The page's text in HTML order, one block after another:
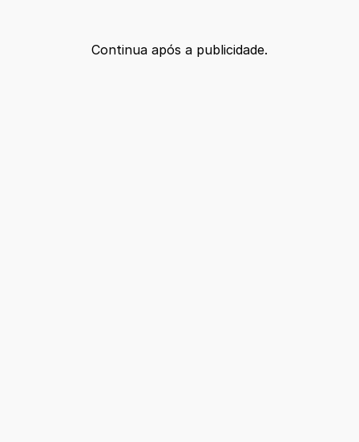
Continua após a publicidade.